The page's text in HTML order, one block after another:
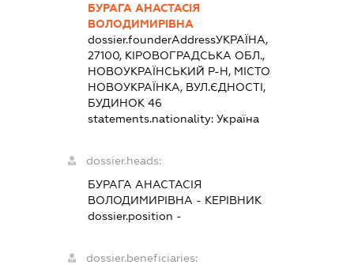
БУРАГА АНАСТАСІЯ
ВОЛОДИМИРІВНА
dossier.founderAddressУКРАЇНА,
27100, КІРОВОГРАДСЬКА ОБЛ.,
НОВОУКРАЇНСЬКИЙ Р-Н, МІСТО
НОВОУКРАЇНКА, ВУЛ.ЄДНОСТІ,
БУДИНОК 46
statements.nationality: Україна
dossier.heads:
БУРАГА АНАСТАСІЯ
ВОЛОДИМИРІВНА - КЕРІВНИК
dossier.position -
dossier.beneficiaries: